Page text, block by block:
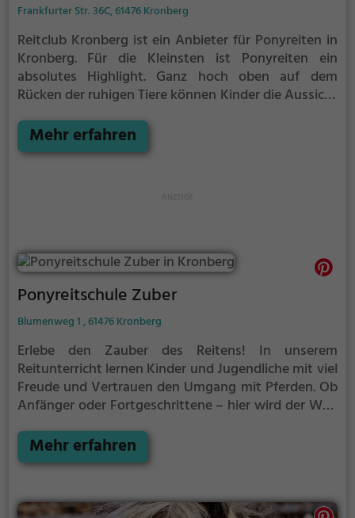
Frankfurter Str. 36C, 61476 Kronberg
Reitclub Kronberg ist ein Anbieter für Ponyreiten in
Kronberg. Für die Kleinsten ist Ponyreiten ein
absolutes Highlight. Ganz hoch oben auf dem
Rücken der ruhigen Tiere können Kinder die Aussicht
Kronberg reiten.
Mehr erfahren
Ponyreitschule Zuber
Blumenweg 1 , 61476 Kronberg
Erlebe den Zauber des Reitens! In unserem
Reitunterricht lernen Kinder und Jugendliche mit viel
Freude und Vertrauen den Umgang mit Pferden. Ob
Anfänger oder Fortgeschrittene – hier wird der Weg
begleitet. Zusätzlich bieten wir therapeutisches
Reiten, das Körper, Geist und Seele stärkt. In einer
Entwicklung und das Wohlbefinden jedes Einzelnen.
Mehr erfahren